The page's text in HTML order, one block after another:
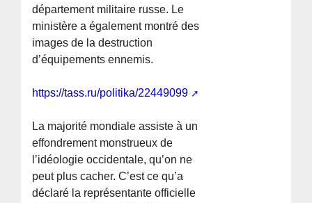
département militaire russe. Le
ministère a également montré des
images de la destruction
d’équipements ennemis.
https://tass.ru/politika/22449099
La majorité mondiale assiste à un
effondrement monstrueux de
l’idéologie occidentale, qu’on ne
peut plus cacher. C’est ce qu’a
déclaré la représentante officielle